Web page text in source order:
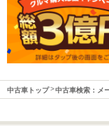
中古車トップ 中古車検索：メ